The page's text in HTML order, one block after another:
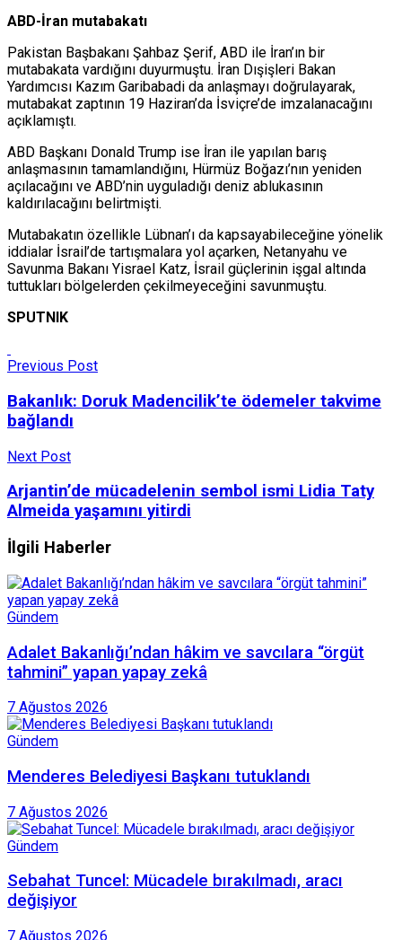
ABD-İran mutabakatı
Pakistan Başbakanı Şahbaz Şerif, ABD ile İran’ın bir
mutabakata vardığını duyurmuştu. İran Dışişleri Bakan
Yardımcısı Kazım Garibabadi da anlaşmayı doğrulayarak,
mutabakat zaptının 19 Haziran’da İsviçre’de imzalanacağını
açıklamıştı.
ABD Başkanı Donald Trump ise İran ile yapılan barış
anlaşmasının tamamlandığını, Hürmüz Boğazı’nın yeniden
açılacağını ve ABD’nin uyguladığı deniz ablukasının
kaldırılacağını belirtmişti.
Mutabakatın özellikle Lübnan’ı da kapsayabileceğine yönelik
iddialar İsrail’de tartışmalara yol açarken, Netanyahu ve
Savunma Bakanı Yisrael Katz, İsrail güçlerinin işgal altında
tuttukları bölgelerden çekilmeyeceğini savunmuştu.
SPUTNIK
Previous Post
Bakanlık: Doruk Madencilik’te ödemeler takvime
bağlandı
Next Post
Arjantin’de mücadelenin sembol ismi Lidia Taty
Almeida yaşamını yitirdi
İlgili Haberler
Gündem
Adalet Bakanlığı’ndan hâkim ve savcılara “örgüt
tahmini” yapan yapay zekâ
7 Ağustos 2026
Gündem
Menderes Belediyesi Başkanı tutuklandı
7 Ağustos 2026
Gündem
Sebahat Tuncel: Mücadele bırakılmadı, aracı
değişiyor
7 Ağustos 2026